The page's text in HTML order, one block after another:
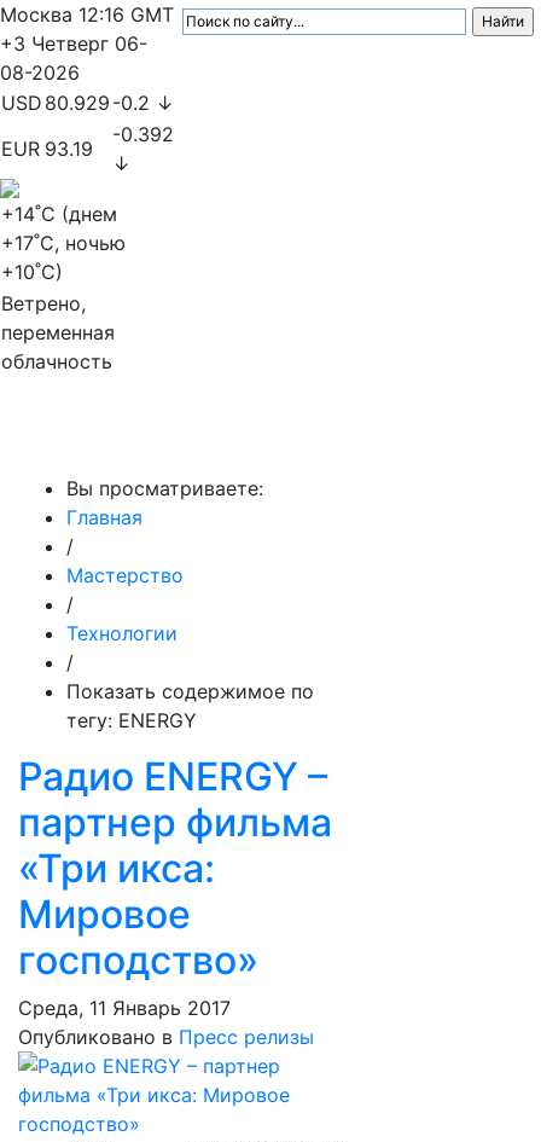
Москва 12:16 GMT
+3 Четверг 06-
08-2026
USD 80.929 -0.2 ↓
EUR 93.19
-0.392
↓
+14˚C (днем
+17˚C, ночью
+10˚C)
Ветрено,
переменная
облачность
Вы просматриваете:
Главная
/
Мастерство
/
Технологии
/
Показать содержимое по
тегу: ENERGY
Радио ENERGY –
партнер фильма
«Три икса:
Мировое
господство»
Среда, 11 Январь 2017
Опубликовано в Пресс релизы